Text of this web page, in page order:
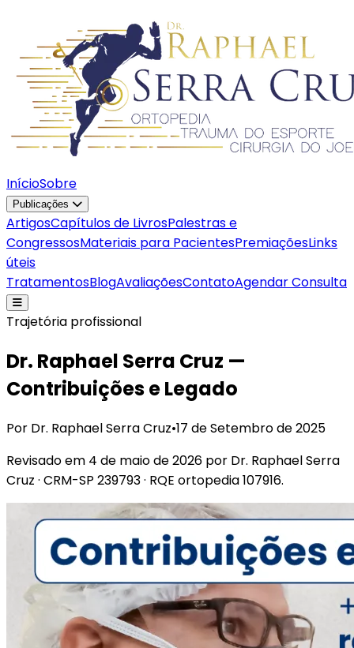
InícioSobre
Publicações
ArtigosCapítulos de LivrosPalestras e
CongressosMateriais para PacientesPremiaçõesLinks
úteis
TratamentosBlogAvaliaçõesContatoAgendar Consulta
Trajetória profissional
Dr. Raphael Serra Cruz —
Contribuições e Legado
Por Dr. Raphael Serra Cruz•17 de Setembro de 2025
Revisado em 4 de maio de 2026 por Dr. Raphael Serra
Cruz · CRM-SP 239793 · RQE ortopedia 107916.